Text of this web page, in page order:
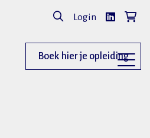
Login
Boek hier je opleiding